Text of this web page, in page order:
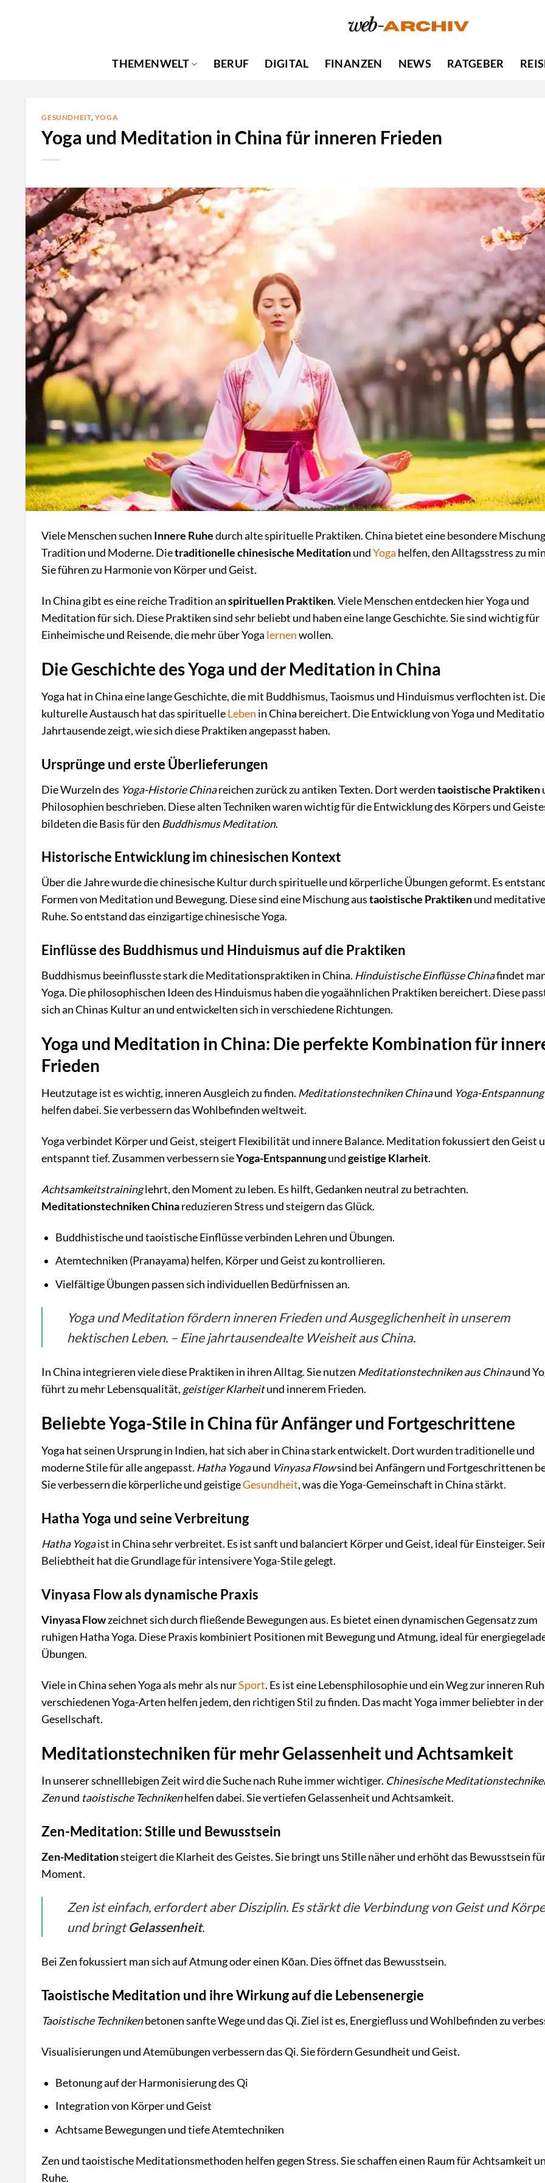
THEMENWELT
BERUF DIGITAL FINANZEN NEWS RATGEBER
GESUNDHEIT, YOGA
Yoga und Meditation in China für inneren Frieden
Viele Menschen suchen Innere Ruhedurch alte spirituelle Praktiken. China bietet eine besondere
Tradition und Moderne. Dietraditionelle chinesische MeditationundYoga helfen, den Alltagsstress zu
Sie führen zu Harmonie von Körper und Geist.
In China gibt es eine reiche Tradition anspirituellen Praktiken. Viele Menschen entdecken hier Yoga und
Meditation für sich. Diese Praktiken sind sehr beliebt und haben eine lange Geschichte. Sie sind wichtig für
Einheimische und Reisende, die mehr über Yoga lernenwollen.
Die Geschichte des Yoga und der Meditation in China
Yoga hat in China eine lange Geschichte, die mit Buddhismus, Taoismus und Hinduismus verflochten ist.
kulturelle Austausch hat das spirituelleLeben in China bereichert. Die Entwicklung von Yoga und
Jahrtausende zeigt, wie sich diese Praktiken angepasst haben.
Ursprünge und erste Überlieferungen
Die Wurzeln des Yoga-Historie Chinareichen zurück zu antiken Texten. Dort werdentaoistische Praktiken
Philosophien beschrieben. Diese alten Techniken waren wichtig für die Entwicklung des Körpers und
bildeten die Basis für den Buddhismus Meditation.
Historische Entwicklung im chinesischen Kontext
Über die Jahre wurde die chinesische Kultur durch spirituelle und körperliche Übungen geformt. Es
Formen von Meditation und Bewegung. Diese sind eine Mischung austaoistische Praktikenund
Ruhe. So entstand das einzigartige chinesische Yoga.
Einflüsse des Buddhismus und Hinduismus auf die Praktiken
Buddhismus beeinflusste stark die Meditationspraktiken in China. Hinduistische Einflüsse Chinafindet
Yoga. Die philosophischen Ideen des Hinduismus haben die yogaähnlichen Praktiken bereichert. Diese
sich an Chinas Kultur an und entwickelten sich in verschiedene Richtungen.
Yoga und Meditation in China: Die perfekte Kombination für
Frieden
Heutzutage ist es wichtig, inneren Ausgleich zu finden. Meditationstechniken Chinaund Yoga-Entspannung
helfen dabei. Sie verbessern das Wohlbefinden weltweit.
Yoga verbindet Körper und Geist, steigert Flexibilität und innere Balance. Meditation fokussiert den Geist
entspannt tief. Zusammen verbessern sieYoga-Entspannungundgeistige Klarheit.
Achtsamkeitstraininglehrt, den Moment zu leben. Es hilft, Gedanken neutral zu betrachten.
Meditationstechniken Chinareduzieren Stress und steigern das Glück.
Buddhistische und taoistische Einflüsse verbinden Lehren und Übungen.
Atemtechniken (Pranayama) helfen, Körper und Geist zu kontrollieren.
Vielfältige Übungen passen sich individuellen Bedürfnissen an.
Yoga und Meditation fördern inneren Frieden und Ausgeglichenheit in unserem
hektischen Leben. – Eine jahrtausendealte Weisheit aus China.
In China integrieren viele diese Praktiken in ihren Alltag. Sie nutzen Meditationstechniken aus Chinaund
führt zu mehr Lebensqualität, geistiger Klarheitund innerem Frieden.
Beliebte Yoga-Stile in China für Anfänger und Fortgeschrittene
Yoga hat seinen Ursprung in Indien, hat sich aber in China stark entwickelt. Dort wurden traditionelle und
moderne Stile für alle angepasst. Hatha Yogaund Vinyasa Flowsind bei Anfängern und Fortgeschrittenen
Sie verbessern die körperliche und geistigeGesundheit, was die Yoga-Gemeinschaft in China stärkt.
Hatha Yoga und seine Verbreitung
Hatha Yogaist in China sehr verbreitet. Es ist sanft und balanciert Körper und Geist, ideal für Einsteiger.
Beliebtheit hat die Grundlage für intensivere Yoga-Stile gelegt.
Vinyasa Flow als dynamische Praxis
Vinyasa Flowzeichnet sich durch fließende Bewegungen aus. Es bietet einen dynamischen Gegensatz zum
ruhigen Hatha Yoga. Diese Praxis kombiniert Positionen mit Bewegung und Atmung, ideal für
Übungen.
Viele in China sehen Yoga als mehr als nurSport. Es ist eine Lebensphilosophie und ein Weg zur inneren
verschiedenen Yoga-Arten helfen jedem, den richtigen Stil zu finden. Das macht Yoga immer beliebter in der
Gesellschaft.
Meditationstechniken für mehr Gelassenheit und Achtsamkeit
In unserer schnelllebigen Zeit wird die Suche nach Ruhe immer wichtiger. Chinesische
Zenund taoistische Technikenhelfen dabei. Sie vertiefen Gelassenheit und Achtsamkeit.
Zen-Meditation: Stille und Bewusstsein
Zen-Meditationsteigert die Klarheit des Geistes. Sie bringt uns Stille näher und erhöht das Bewusstsein
Moment.
Zen ist einfach, erfordert aber Disziplin. Es stärkt die Verbindung von Geist und
und bringtGelassenheit.
Bei Zen fokussiert man sich auf Atmung oder einen Kōan. Dies öffnet das Bewusstsein.
Taoistische Meditation und ihre Wirkung auf die Lebensenergie
Taoistische Technikenbetonen sanfte Wege und das Qi. Ziel ist es, Energiefluss und Wohlbefinden zu
Visualisierungen und Atemübungen verbessern das Qi. Sie fördern Gesundheit und Geist.
Betonung auf der Harmonisierung des Qi
Integration von Körper und Geist
Achtsame Bewegungen und tiefe Atemtechniken
Zen und taoistische Meditationsmethoden helfen gegen Stress. Sie schaffen einen Raum für Achtsamkeit
Ruhe.